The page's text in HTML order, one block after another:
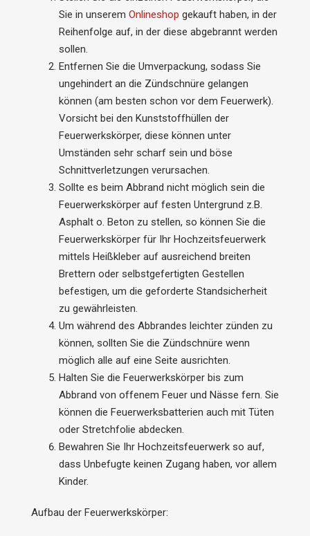
Sie in unserem Onlineshop gekauft haben, in der
Reihenfolge auf, in der diese abgebrannt werden
sollen.
Entfernen Sie die Umverpackung, sodass Sie
ungehindert an die Zündschnüre gelangen
können (am besten schon vor dem Feuerwerk).
Vorsicht bei den Kunststoffhüllen der
Feuerwerkskörper, diese können unter
Umständen sehr scharf sein und böse
Schnittverletzungen verursachen.
Sollte es beim Abbrand nicht möglich sein die
Feuerwerkskörper auf festen Untergrund z.B.
Asphalt o. Beton zu stellen, so können Sie die
Feuerwerkskörper für Ihr Hochzeitsfeuerwerk
mittels Heißkleber auf ausreichend breiten
Brettern oder selbstgefertigten Gestellen
befestigen, um die geforderte Standsicherheit
zu gewährleisten.
Um während des Abbrandes leichter zünden zu
können, sollten Sie die Zündschnüre wenn
möglich alle auf eine Seite ausrichten.
Halten Sie die Feuerwerkskörper bis zum
Abbrand von offenem Feuer und Nässe fern. Sie
können die Feuerwerksbatterien auch mit Tüten
oder Stretchfolie abdecken.
Bewahren Sie Ihr Hochzeitsfeuerwerk so auf,
dass Unbefugte keinen Zugang haben, vor allem
Kinder.
Aufbau der Feuerwerkskörper: